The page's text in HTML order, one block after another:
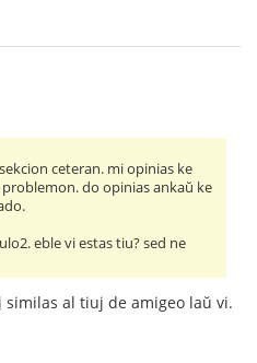
ceteran. mi opinias ke
do opinias ankaŭ ke
eble vi estas tiu? sed ne
similas al tiuj de amigeo laŭ vi.